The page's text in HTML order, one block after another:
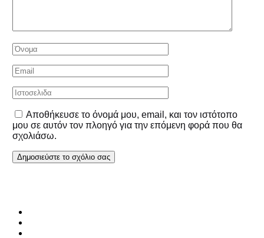
Αποθήκευσε το όνομά μου, email, και τον ιστότοπο
μου σε αυτόν τον πλοηγό για την επόμενη φορά που θα
σχολιάσω.